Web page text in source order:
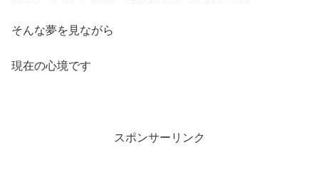
そんな夢を見ながら
現在の心境です
スポンサーリンク